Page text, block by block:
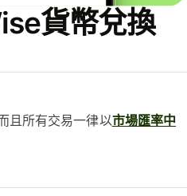
貨幣兌換
且所有交易一律以市場匯率中